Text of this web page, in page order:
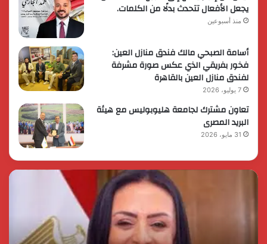
يجعل الأفعال تتحدث بدلًا من الكلمات.
منذ أسبوعين
أسامة الصبحي مالك فندق منازل العين:
فخور بفريقي الذي عكس صورة مشرفة
لفندق منازل العين بالقاهرة
7 يوليو، 2026
تعاون مشترك لجامعة هليوبوليس مع هيئة
البريد المصرى
31 مايو، 2026
رئيس